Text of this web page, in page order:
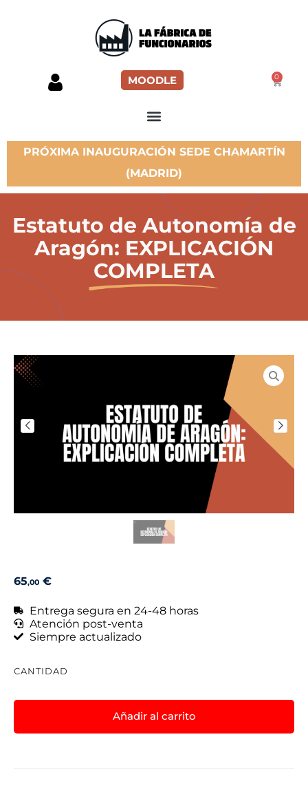
MOODLE 0
PRÓXIMA INAUGURACIÓN SEDE CHAMARTÍN
(MADRID)
Estatuto de Autonomía de
Aragón: EXPLICACIÓN
COMPLETA
65,00 €
Entrega segura en 24-48 horas
Atención post-venta
Siempre actualizado
CANTIDAD
Añadir al carrito